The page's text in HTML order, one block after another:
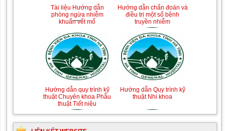
Tài liệu Hướng dẫn
phòng ngừa nhiễm
khuẩn vết mổ
Hướng dẫn chẩn đoán và
điều trị một số bệnh
truyền nhiễm
Hướng dẫn quy trình kỹ
thuật Chuyên khoa Phẫu
thuật Tiết niệu
Hướng dẫn Quy trình kỹ
thuật Nhi khoa